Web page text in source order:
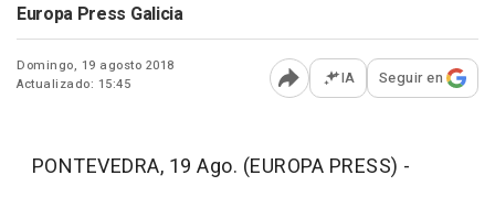
Europa Press Galicia
Domingo, 19 agosto 2018
Actualizado: 15:45
Abrir opciones para
IA Seguir en
PONTEVEDRA, 19 Ago. (EUROPA PRESS) -